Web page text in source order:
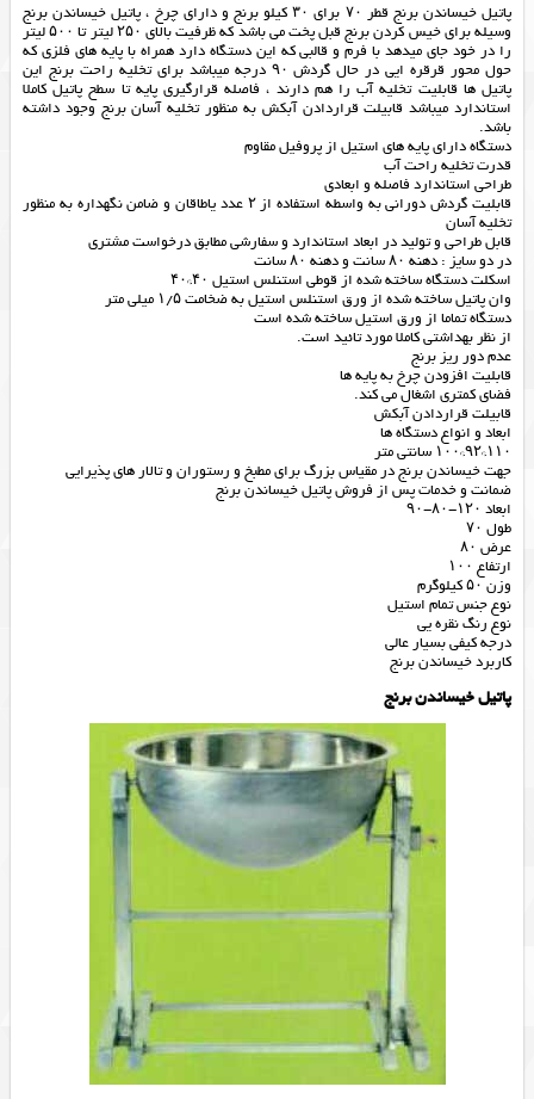
پاتیل خیساندن برنج قطر ۷۰ برای ۳۰ کیلو برنج و دارای چرخ ، پاتیل خیساندن برنج
وسیله برای خیس کردن برنج قبل پخت می باشد که ظرفیت بالای ۲۵۰ لیتر تا ۵۰۰ لیتر
را در خود جای میدهد با فرم و قالبی که این دستگاه دارد همراه با پایه های فلزی که
حول محور قرقره ایی در حال گردش ۹۰ درجه میباشد برای تخلیه راحت برنج این
پاتیل ها قابلیت تخلیه آب را هم دارند ، فاصله قرارگیری پایه تا سطح پاتیل کاملا
استاندارد میباشد قابیلت قراردادن آبکش به منظور تخلیه آسان برنج وجود داشته
باشد.
دستگاه دارای پایه های استیل از پروفیل مقاوم
قدرت تخلیه راحت آب
طراحی استاندارد فاصله و ابعادی
قابلیت گردش دورانی به واسطه استفاده از ۲ عدد یاطاقان و ضامن نگهداره به منظور
تخلیه آسان
قابل طراحی و تولید در ابعاد استاندارد و سفارشی مطابق درخواست مشتری
در دو سایز : دهنه ۸۰ سانت و دهنه ۸۰ سانت
اسکلت دستگاه ساخته شده از قوطی استنلس استیل ۴۰*۴۰
وان پاتیل ساخته شده از ورق استنلس استیل به ضخامت ۱/۵ میلی متر
دستگاه تماما از ورق استیل ساخته شده است
از نظر بهداشتی کاملا مورد تائید است.
عدم دور ریز برنج
قابلیت افزودن چرخ به پایه ها
فضای کمتری اشغال می کند.
قابیلت قراردادن آبکش
ابعاد و انواع دستگاه ها
۱۱۰*۹۲*۱۰۰ سانتی متر
جهت خیساندن برنج در مقیاس بزرگ برای مطبخ و رستوران و تالار های پذیرایی
ضمانت و خدمات پس از فروش پاتیل خیساندن برنج
ابعاد ۱۲۰-۸۰-۹۰
طول ۷۰
عرض ۸۰
ارتفاع ۱۰۰
وزن ۵۰ کیلوگرم
نوع جنس تمام استیل
نوع رنگ نقره یی
درجه کیفی بسیار عالی
کاربرد خیساندن برنج
پاتیل خیساندن برنج